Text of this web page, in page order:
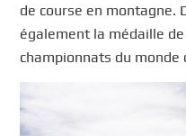
de course en montagne.
également la médaille
championnats du monde